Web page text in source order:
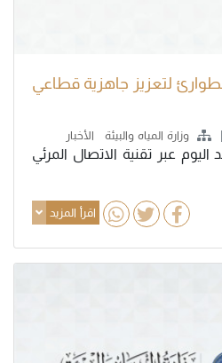
لتعزيز جاهزية قطاعي
وزارة المياه والبيئة الأخبار
عبر تقنية الاتصال المرئي
اقرأ المزيد